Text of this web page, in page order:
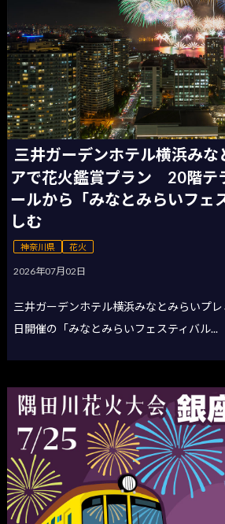
三井ガーデンホテル横浜みな
アで花火鑑賞プラン 20階テ
ールから「みなとみらいフェ
しむ
神奈川県 花火
2026年07月02日
三井ガーデンホテル横浜みなとみらいプ
日開催の「みなとみらいフェスティバル...